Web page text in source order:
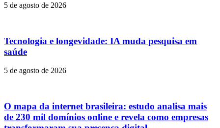
5 de agosto de 2026
Tecnologia e longevidade: IA muda pesquisa em
saúde
5 de agosto de 2026
O mapa da internet brasileira: estudo analisa mais
de 230 mil domínios online e revela como empresas